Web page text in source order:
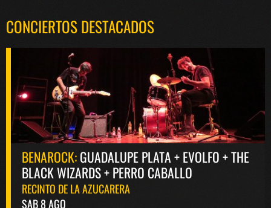
CONCIERTOS DESTACADOS
BENAROCK:GUADALUPE PLATA + EVOLFO + THE
BLACK WIZARDS + PERRO CABALLO
RECINTO DE LA AZUCARERA
SAB 8 AGO